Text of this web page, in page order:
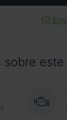
sobre